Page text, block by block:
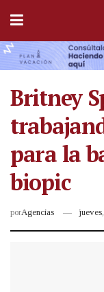
Britney
para la
biopic
porAgencias